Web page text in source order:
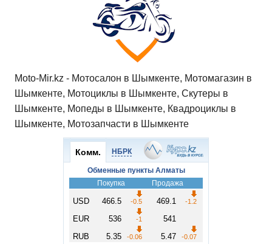
Moto-Mir.kz - Мотосалон в Шымкенте, Мотомагазин в
Шымкенте, Мотоциклы в Шымкенте, Скутеры в
Шымкенте, Мопеды в Шымкенте, Квадроциклы в
Шымкенте, Мотозапчасти в Шымкенте